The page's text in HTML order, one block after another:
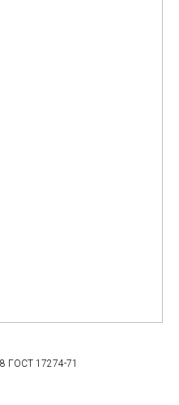
ГОСТ 17274-71